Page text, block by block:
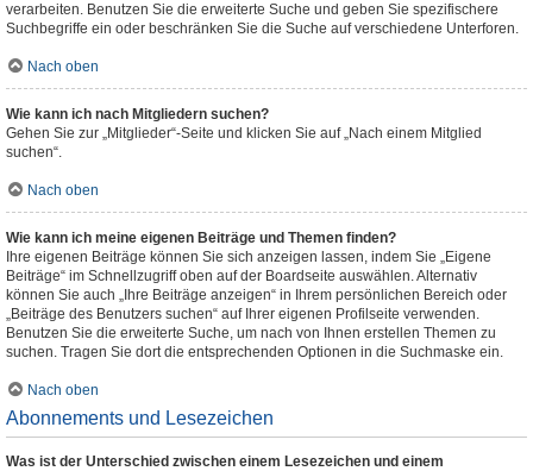
verarbeiten. Benutzen Sie die erweiterte Suche und geben Sie spezifischere
Suchbegriffe ein oder beschränken Sie die Suche auf verschiedene Unterforen.
Nach oben
Wie kann ich nach Mitgliedern suchen?
Gehen Sie zur „Mitglieder“-Seite und klicken Sie auf „Nach einem Mitglied
suchen“.
Nach oben
Wie kann ich meine eigenen Beiträge und Themen finden?
Ihre eigenen Beiträge können Sie sich anzeigen lassen, indem Sie „Eigene
Beiträge“ im Schnellzugriff oben auf der Boardseite auswählen. Alternativ
können Sie auch „Ihre Beiträge anzeigen“ in Ihrem persönlichen Bereich oder
„Beiträge des Benutzers suchen“ auf Ihrer eigenen Profilseite verwenden.
Benutzen Sie die erweiterte Suche, um nach von Ihnen erstellen Themen zu
suchen. Tragen Sie dort die entsprechenden Optionen in die Suchmaske ein.
Nach oben
Abonnements und Lesezeichen
Was ist der Unterschied zwischen einem Lesezeichen und einem